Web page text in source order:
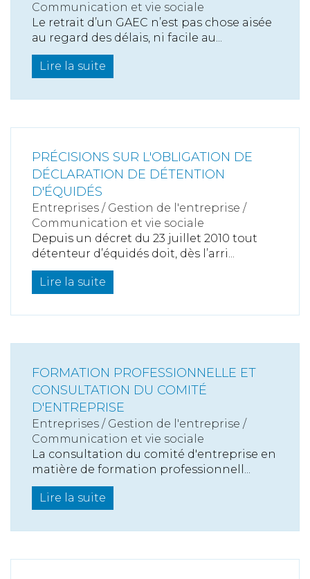
Communication et vie sociale
Le retrait d’un GAEC n’est pas chose aisée
au regard des délais, ni facile au...
Lire la suite
PRÉCISIONS SUR L'OBLIGATION DE
DÉCLARATION DE DÉTENTION
D'ÉQUIDÉS
Entreprises / Gestion de l'entreprise /
Communication et vie sociale
Depuis un décret du 23 juillet 2010 tout
détenteur d’équidés doit, dès l’arri...
Lire la suite
FORMATION PROFESSIONNELLE ET
CONSULTATION DU COMITÉ
D'ENTREPRISE
Entreprises / Gestion de l'entreprise /
Communication et vie sociale
La consultation du comité d'entreprise en
matière de formation professionnell...
Lire la suite